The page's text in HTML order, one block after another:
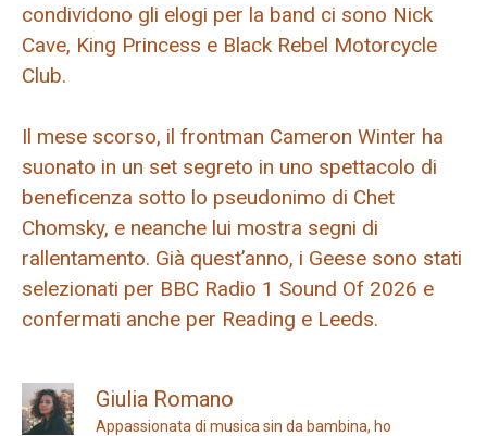
condividono gli elogi per la band ci sono Nick
Cave, King Princess e Black Rebel Motorcycle
Club.
Il mese scorso, il frontman Cameron Winter ha
suonato in un set segreto in uno spettacolo di
beneficenza sotto lo pseudonimo di Chet
Chomsky, e neanche lui mostra segni di
rallentamento. Già quest’anno, i Geese sono stati
selezionati per BBC Radio 1 Sound Of 2026 e
confermati anche per Reading e Leeds.
Giulia Romano
Appassionata di musica sin da bambina, ho